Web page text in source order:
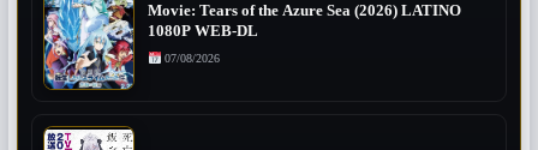
Movie: Tears of the Azure Sea (2026) LATINO
1080P WEB-DL
07/08/2026